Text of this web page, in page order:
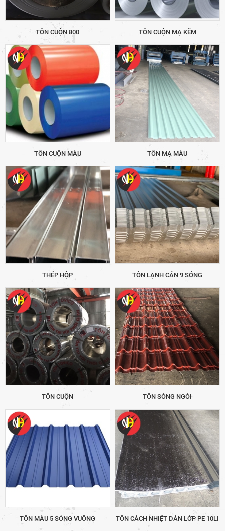
TÔN CUỘN 800 TÔN CUỘN MẠ KẼM
TÔN CUỘN MÀU TÔN MẠ MÀU
THÉP HỘP TÔN LẠNH CÁN 9 SÓNG
TÔN CUỘN TÔN SÓNG NGÓI
TÔN MÀU 5 SÓNG VUÔNG TÔN CÁCH NHIỆT DÁN LỚP PE 10LI